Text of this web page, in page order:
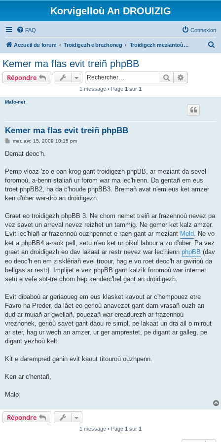
Korvigelloù An DROUIZIG
FAQ Connexion
Accueil du forum Troidigezh e brezhoneg Troidigezh meziantoù all (frank a wirioù evit an darn vrasañ anezho)
Kemer ma flas evit treiñ phpBB
Répondre Rechercher
1 message • Page 1 sur 1
Malo-net
Kemer ma flas evit treiñ phpBB
M
s
g
mer. avr. 15, 2009 10:15 pm
Demat deoc'h.
Pemp vloaz 'zo e oan krog gant troidigezh phpBB, ar meziant da sevel
foromoù, a-benn staliañ ur forom war ma lec'hienn. Da gentañ em eus
troet phpBB2, ha da c'houde phpBB3. Bremañ avat n'em eus ket amzer
ken d'ober war-dro an droidigezh.
Graet eo troidigezh phpBB 3. Ne chom nemet treiñ ar frazennoù nevez pa
vez savet un arreval nevez reizhet un tammig. Ne gemer ket kalz amzer.
Evit lec'hiañ ar frazennoù ouzhpennet e raen gant ar meziant Meld. Ne vo
ket a phpBB4 a-raok pell, setu n'eo ket ur pikol labour a zo d'ober. Pa vez
graet an droidigezh eo dav lakaat ar restr nevez war lec'hienn phpBB (dav
eo deoc'h en em zisklêriañ evel troour, hag e vo roet deoc'h ar gwirioù da
bellgas ar restr). Implijet e vez phpBB gant kalzik foromoù war internet
setu e vefe sot-tre chom hep kenderc'hel gant an droidigezh.
Evit dibaboù ar geriaoueg em eus klasket kavout ar c'hempouez etre
Favro ha Preder, da lâet eo gerioù anavezet gant darn vrasañ ouzh an
dud ar muiañ ar gwellañ, pouezañ war ereadurezh ar frazennoù
vrezhonek, gerioù savet gant daou re simpl, pe lakaat un dra all o mirout
ar ster, hag ur wech an amzer, ur ger amprestet, pe digant ar galleg, pe
digant yezhoù kelt.
Kit e darempred ganin evit kaout titouroù ouzhpenn.
Ken ar c'hentañ,
Malo
Répondre
1 message • Page 1 sur 1